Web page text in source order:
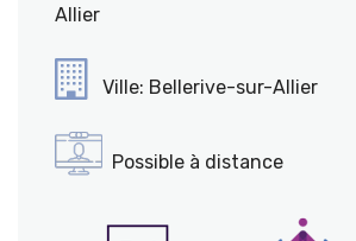
Allier
Ville: Bellerive-sur-Allier
Possible à distance